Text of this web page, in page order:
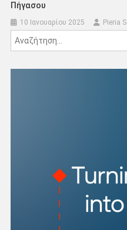
Πήγασου
10 Ιανουαρίου 2025 Pieria